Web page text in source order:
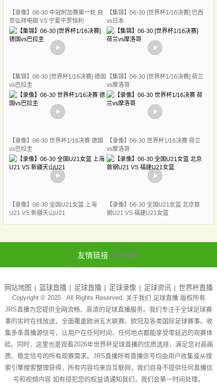
【录像】06-30 中冠附加赛第一轮 自
贡弘祥电碳 VS 宁夏平罗恒利
【集锦】06-30 [世界杯1/16决赛] 巴西
vs日本
【集锦】06-30 [世界杯1/16决赛] 德国
vs巴拉圭
【集锦】06-30 [世界杯1/16决赛] 荷兰
vs摩洛哥
【录像】06-30 世界杯1/16决赛 德国
vs巴拉圭
【录像】06-30 世界杯1/16决赛 荷兰
vs摩洛哥
【录像】06-30 全国U21女篮 上海
U21 VS 新疆天山U21
【录像】06-30 全国U21女篮 北京首
钢U21 VS 福建U21女篮
友情链接 足球直播
网站地图 篮球直播 足球直播 足球录像 足球资讯 世界杯直播
Copyright © 2025 . All Rights Reserved. 关于我们 足球直播版权所有
JRS直播为您提供全网流畅、高清的足球直播服务。我们专注于全球足球赛
事的实时在线放送，全面覆盖欧洲五大联赛、欧冠及各类国际足球赛事。收
集多条直播源信号，让用户在任何时间、任何地点都能享受零延迟的观赛体
验。同时，这里也是观看2026年世界杯足球直播的优质选择，满足您对高画
质、稳定信号的所有观赛需求。JRS直播所有直播信号均由用户收集或从搜
索引擎搜索整理获得，所有内容均来自互联网，我们自身不提供任何直播信
号和视频内容 如有侵犯您的权益请通知我们，我们会第一时间处理。